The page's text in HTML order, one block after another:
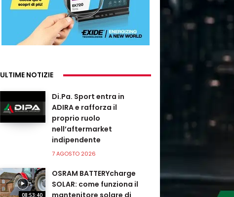
ULTIME NOTIZIE
Di.Pa. Sport entra in
ADIRA e rafforza il
proprio ruolo
nell’aftermarket
indipendente
7 AGOSTO 2026
08:53:40
OSRAM BATTERYcharge
SOLAR: come funziona il